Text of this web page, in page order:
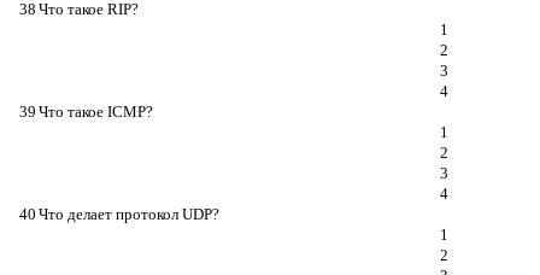
38 Что такое RIP?
1
2
3
4
39 Что такое ICMP?
1
2
3
4
40 Что делает протокол UDP?
1
2